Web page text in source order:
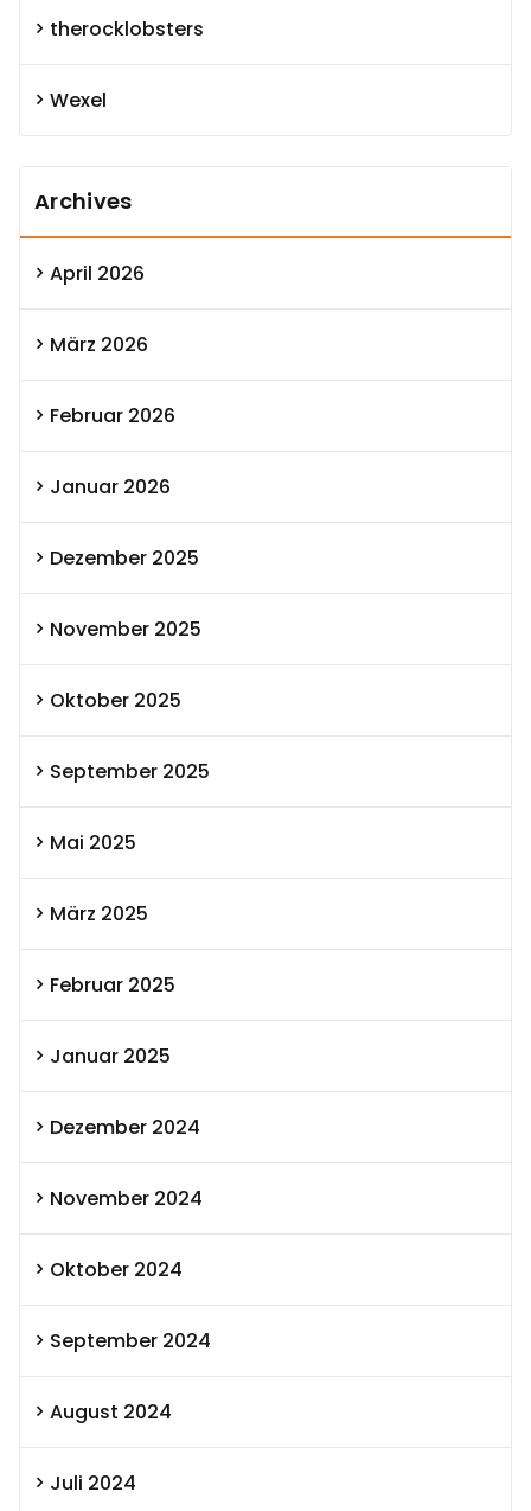
therocklobsters
Wexel
Archives
April 2026
März 2026
Februar 2026
Januar 2026
Dezember 2025
November 2025
Oktober 2025
September 2025
Mai 2025
März 2025
Februar 2025
Januar 2025
Dezember 2024
November 2024
Oktober 2024
September 2024
August 2024
Juli 2024